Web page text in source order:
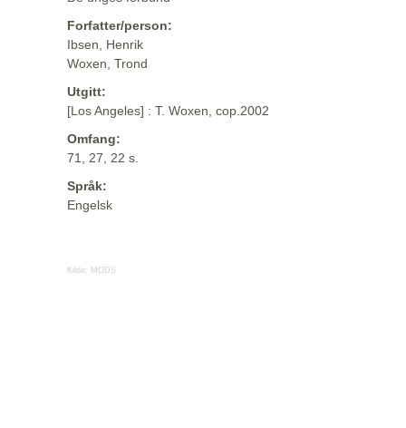
Forfatter/person:
Ibsen, Henrik
Woxen, Trond
Utgitt:
[Los Angeles] : T. Woxen, cop.2002
Omfang:
71, 27, 22 s.
Språk:
Engelsk
Kilde: MODS